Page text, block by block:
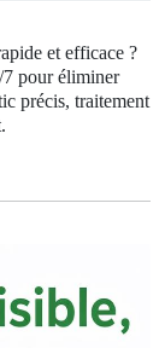
et efficace ?
pour éliminer
précis, traitement